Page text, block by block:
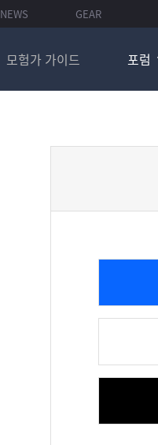
NEWS GEAR
모험가 가이드 포럼